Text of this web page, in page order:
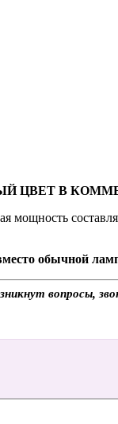
ЦВЕТ В
мощность
обычной
вопросы,